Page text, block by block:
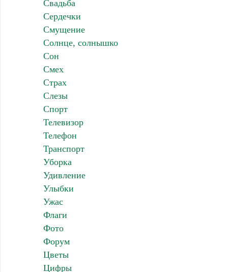
Свадьба
Сердечки
Смущение
Солнце, солнышко
Сон
Смех
Страх
Слезы
Спорт
Телевизор
Телефон
Транспорт
Уборка
Удивление
Улыбки
Ужас
Флаги
Фото
Форум
Цветы
Цифры